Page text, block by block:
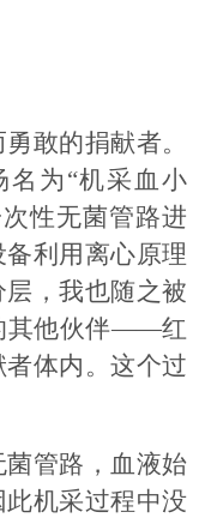
敢的捐献者。
为“机采血小
性无菌管路进
利用离心原理
，我也随之被
其他伙伴——红
体内。这个过
管路，血液始
机采过程中没